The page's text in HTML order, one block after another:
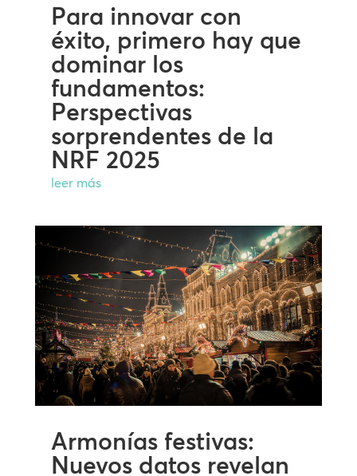
Para innovar con
éxito, primero hay que
dominar los
fundamentos:
Perspectivas
sorprendentes de la
NRF 2025
leer más
Armonías festivas:
Nuevos datos revelan